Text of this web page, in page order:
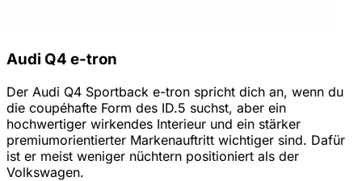
Audi Q4 e-tron
Der Audi Q4 Sportback e-tron spricht dich an, wenn du
die coupéhafte Form des ID.5 suchst, aber ein
hochwertiger wirkendes Interieur und ein stärker
premiumorientierter Markenauftritt wichtiger sind. Dafür
ist er meist weniger nüchtern positioniert als der
Volkswagen.